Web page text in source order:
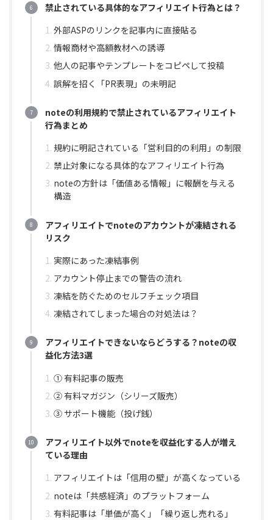
禁止されている具体的なアフィリエイト行為とは？
外部ASPのリンクを記事内に直接貼る
情報商材や高額教材への誘導
他人の記事やテンプレートをコピペして投稿
誤解を招く「PR表現」の未明記
noteの利用規約で禁止されているアフィリエイト
行為まとめ
規約に明記されている「営利目的の利用」の制限
禁止対象になる具体的なアフィリエイト行為
noteの方針は「価値ある情報」に報酬を与える
構造
アフィリエイトでnoteのアカウントが凍結される
リスク
実際にあった凍結事例
アカウント停止までの警告の流れ
凍結を防ぐためのセルフチェック項目
凍結されてしまった場合の対処法は？
アフィリエイトできないならどうする？noteの収
益化方法3選
① 有料記事の販売
② 有料マガジン（シリーズ販売）
③ サポート機能（投げ銭）
アフィリエイト以外でnoteを収益化する人が増え
ている理由
アフィリエイトは「信用の壁」が高くなっている
noteは「共感経済」のプラットフォーム
有料記事は「単価が高く」「繰り返し売れる」